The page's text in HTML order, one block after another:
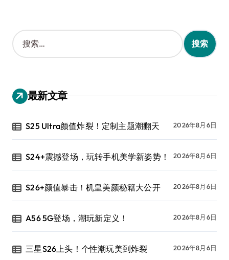
搜
索
：
最新文章
S25 Ultra颜值炸裂！定制主题潮翻天 2026年8月6日
S24+震撼登场，玩转手机美学新姿势！ 2026年8月6日
S26+颜值暴击！机皇美颜秘籍大公开 2026年8月6日
A56 5G登场，潮玩新定义！ 2026年8月6日
三星S26上头！个性潮玩美到炸裂 2026年8月6日